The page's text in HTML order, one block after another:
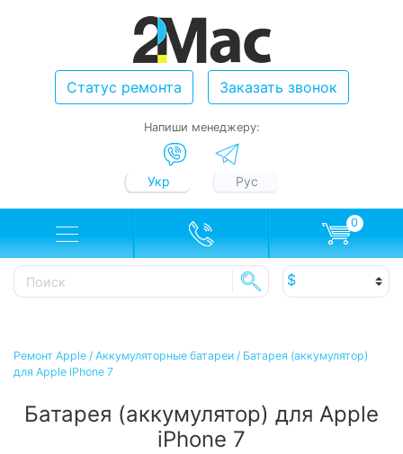
Статус ремонта Заказать звонок
Напиши менеджеру:
Укр Рус
0
Ремонт Apple / Аккумуляторные батареи / Батарея (аккумулятор)
для Apple iPhone 7
Батарея (аккумулятор) для Apple
iPhone 7